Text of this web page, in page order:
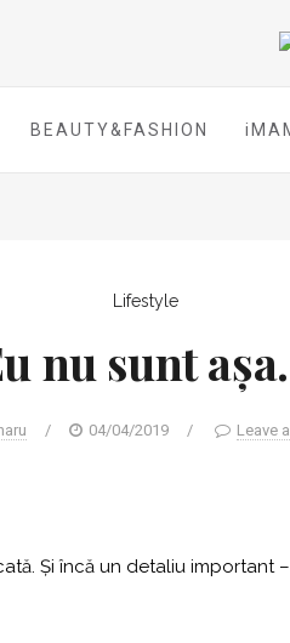
BEAUTY&FASHION
Lifestyle
nu sunt
/ 04/04/2019 / Leave
Și încă un detaliu important